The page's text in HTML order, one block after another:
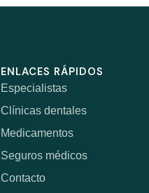
ENLACES RÁPIDOS
Especialistas
Clínicas dentales
Medicamentos
Seguros médicos
Contacto